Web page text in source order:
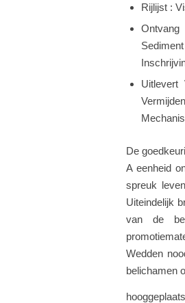
Rijlijst ​​:
Ontvang
Uitlevert
De
A eenheid
spreuk
Uiteindelijk
van de
Wedden
belichamen